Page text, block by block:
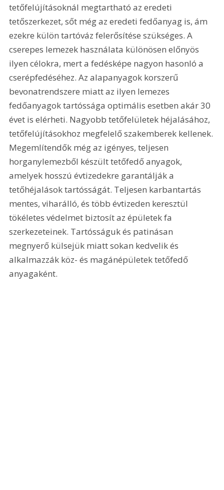
tetőfelújí­tásoknál megtartható az eredeti
tetőszerkezet, sőt még az eredeti fedőanyag is, ám
ezekre külön tartóváz felerősítése szükséges. A
cserepes lemezek használata különösen előnyös
ilyen célokra, mert a fedésképe nagyon hasonló a
cserépfedéséhez. Az alapanyagok korszerű
bevonatrendszere miatt az ilyen lemezes
fedőanyagok tartóssága optimális esetben akár 30
évet is elérheti. Nagyobb tetőfelületek héjalásához,
tetőfelújításokhoz megfelelő szakemberek kellenek.
Megemlítendők még az igényes, teljesen
horganylemezből készült tetőfedő anyagok,
amelyek hosszú évtizedekre garantálják a
tetőhéjalások tartósságát. Teljesen karbantartás
mentes, viharálló, és több évtizeden keresztül
tökéletes védelmet biztosít az épületek fa
szerkezeteinek. Tartósságuk és patinásan
megnyerő külsejük miatt sokan kedvelik és
alkalmazzák köz- és magánépületek tetőfedő
anyagaként.